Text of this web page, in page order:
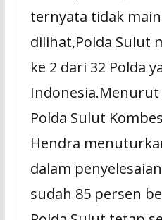
ternyata tidak
dilihat,Polda Sulut
ke 2 dari 32 Polda
Polda Sulut
Hendra
dalam
sudah 85 persen